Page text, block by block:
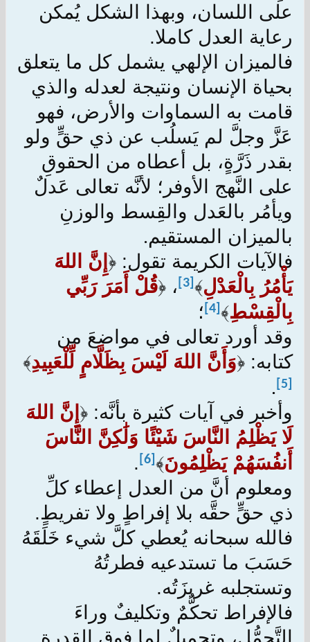
على اللسان، وبهذا الشكل يُمكن
رعاية العدل كاملا.
فالميزان الإلهي يشمل كل ما يتعلق
بحياة الإنسان ونتيجة لعدله والذي
قامت به السماوات والأرض، فهو
عَزَّ وجلَّ لم يَسلُب عن ذي حقٍّ ولو
بقدر ذَرَّةٍ، بل أعطاه من الحقوقِ
على النَّهج الأوفر؛ لأنَّه تعالى عَدلٌ
ويأمُر بالعَدل والقِسط والوزنِ
بالميزان المستقيم.
فالآيات الكريمة تقول: ﴿ إِنَّ اللهَ
يَأْمُرُ بِالْعَدْلِ﴾ ، ﴿قُلْ أَمَرَ رَبِّي
بِالْقِسْطِ﴾
؛
وقد أورد تعالى في مواضعَ من
كتابه‌: ﴿وَأَنَّ اللهَ لَيْسَ بِظَلَّامٍ لِّلْعَبِيدِ﴾
.
وأخبر في آيات كثيرة بأنَّه: ﴿ إِنَّ اللهَ
لَا يَظْلِمُ النَّاسَ شَيْئًا وَلَٰكِنَّ النَّاسَ
أَنفُسَهُمْ يَظْلِمُونَ﴾
.
ومعلوم أنَّ من العدل إعطاء كلِّ
ذي حقٍّ حقَّه بلا إفراطٍ ولا تفريطٍ.
فالله سبحانه يُعطي كلَّ شيء خَلَقَهُ
حَسَبَ ما تستدعيه فطرتُهُ
وتستجلبه‌ غريزَتُه.
فالإفراط تحكُّمٌ وتكليفٌ وراءَ
التَّحمُّل، وتحميلٌ لما فوق القدرة